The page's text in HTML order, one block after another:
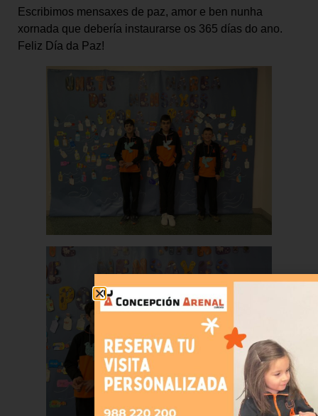
Escribimos mensaxes de paz, amor e ben nunha
xornada que debería instaurarse os 365 días do ano.
Feliz Día da Paz!